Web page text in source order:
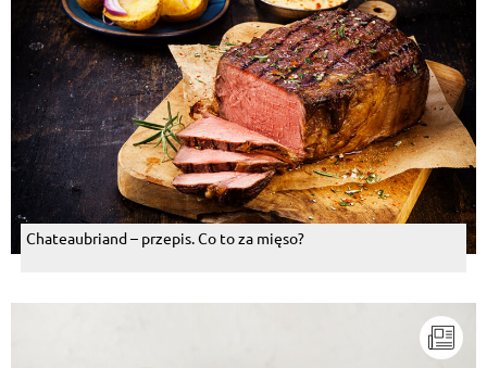
Chateaubriand – przepis. Co to za mięso?